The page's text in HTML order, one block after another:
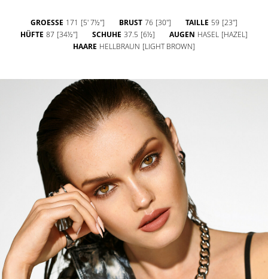
GROESSE 171 [5' 7½''] BRUST 76 [30''] TAILLE 59 [23'']
HÜFTE 87 [34½''] SCHUHE 37.5 [6½] AUGEN HASEL [HAZEL]
HAARE HELLBRAUN [LIGHT BROWN]